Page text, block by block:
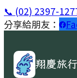
📞 (02) 2397-
分享給朋友：
翔慶旅